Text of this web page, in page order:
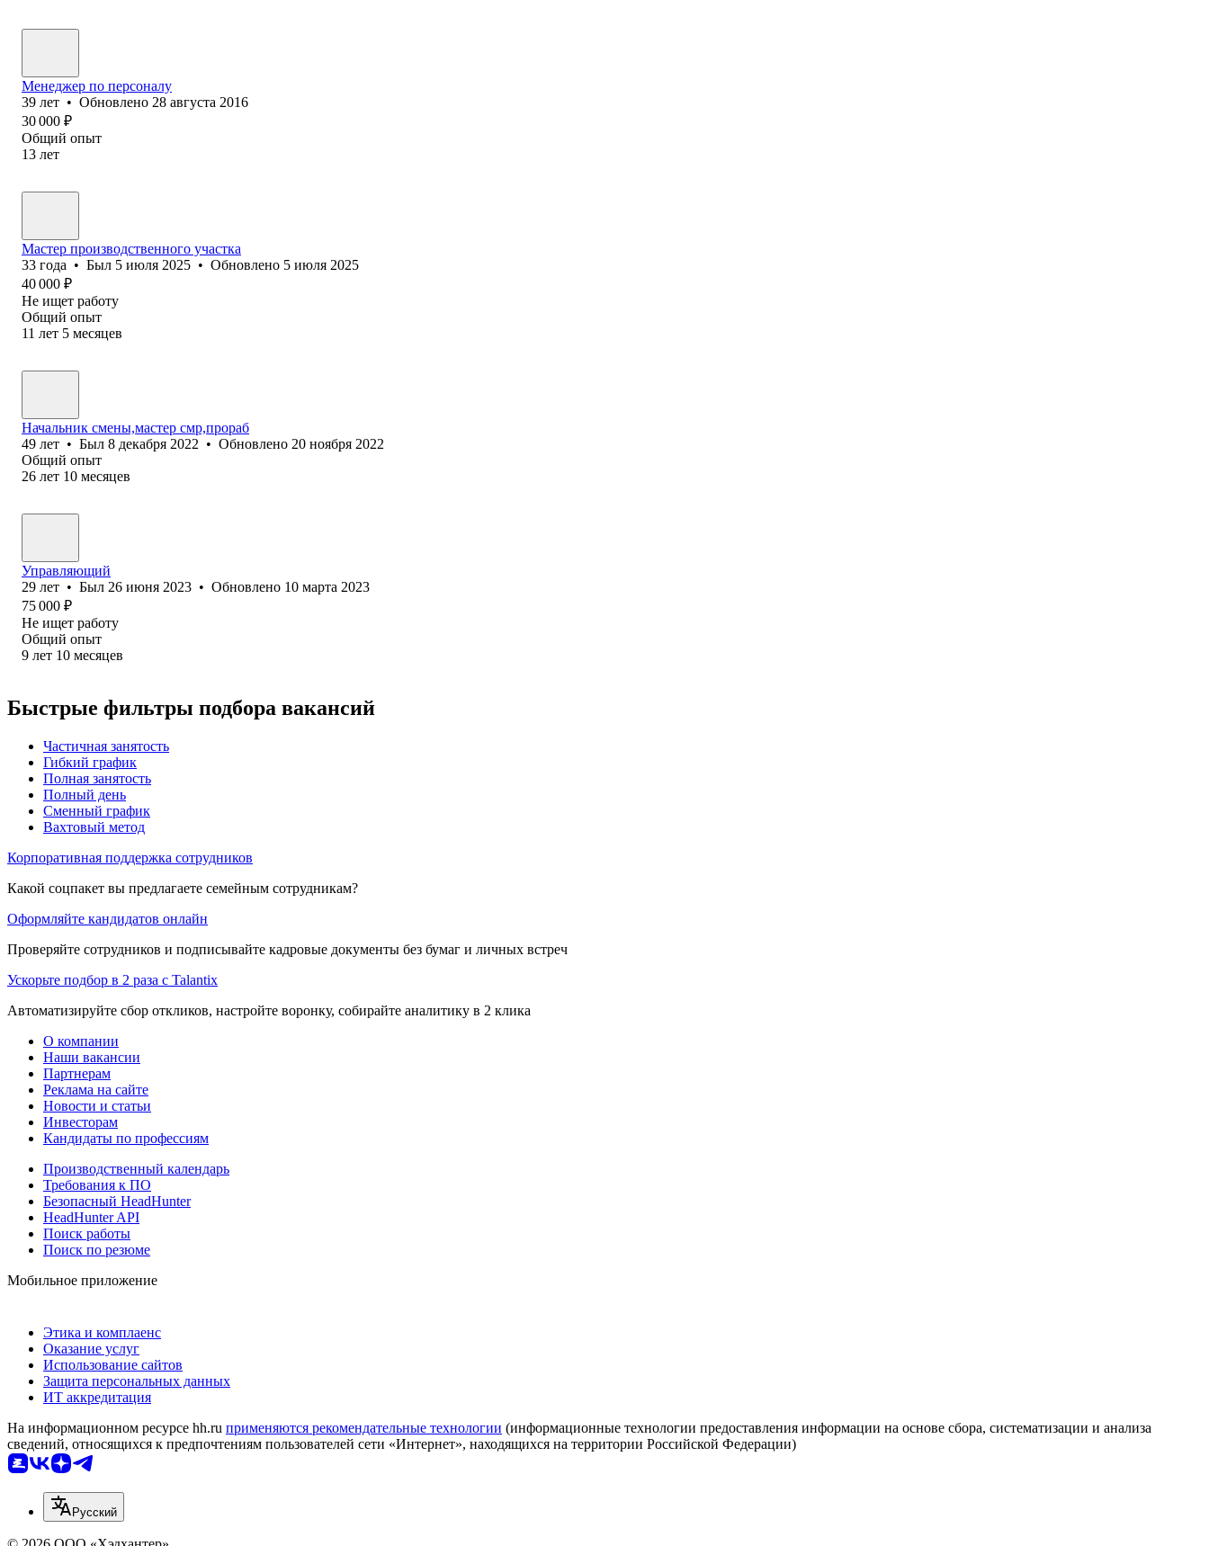
Менеджер по персоналу
39 лет • Обновлено 28 августа 2016
30 000 ₽
Общий опыт
13 лет
Мастер производственного участка
33 года • Был 5 июля 2025 • Обновлено 5 июля 2025
40 000 ₽
Не ищет работу
Общий опыт
11 лет 5 месяцев
Начальник смены,мастер смр,прораб
49 лет • Был 8 декабря 2022 • Обновлено 20 ноября 2022
Общий опыт
26 лет 10 месяцев
Управляющий
29 лет • Был 26 июня 2023 • Обновлено 10 марта 2023
75 000 ₽
Не ищет работу
Общий опыт
9 лет 10 месяцев
Быстрые фильтры подбора вакансий
Частичная занятость
Гибкий график
Полная занятость
Полный день
Сменный график
Вахтовый метод
Корпоративная поддержка сотрудников
Какой соцпакет вы предлагаете семейным сотрудникам?
Оформляйте кандидатов онлайн
Проверяйте сотрудников и подписывайте кадровые документы без бумаг и личных встреч
Ускорьте подбор в 2 раза с Talantix
Автоматизируйте сбор откликов, настройте воронку, собирайте аналитику в 2 клика
О компании
Наши вакансии
Партнерам
Реклама на сайте
Новости и статьи
Инвесторам
Кандидаты по профессиям
Производственный календарь
Требования к ПО
Безопасный HeadHunter
HeadHunter API
Поиск работы
Поиск по резюме
Мобильное приложение
Этика и комплаенс
Оказание услуг
Использование сайтов
Защита персональных данных
ИТ аккредитация
На информационном ресурсе hh.ru применяются рекомендательные технологии (информационные технологии предоставления информации на основе сбора, систематизации и анализа
сведений, относящихся к предпочтениям пользователей сети «Интернет», находящихся на территории Российской Федерации)
Русский